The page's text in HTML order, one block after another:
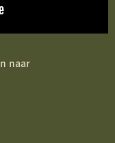
naar